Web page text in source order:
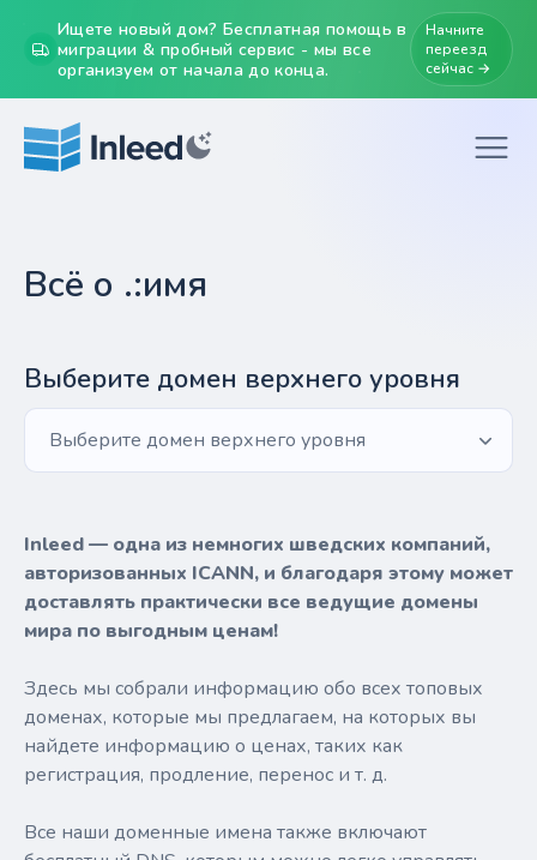
Ищете новый дом? Бесплатная помощь в
миграции & пробный сервис - мы все
организуем от начала до конца.
Начните
переезд
сейчас →
Всё о .:имя
Выберите домен верхнего уровня
Выберите домен верхнего уровня
Inleed — одна из немногих шведских компаний,
авторизованных ICANN, и благодаря этому может
доставлять практически все ведущие домены
мира по выгодным ценам!
Здесь мы собрали информацию обо всех топовых
доменах, которые мы предлагаем, на которых вы
найдете информацию о ценах, таких как
регистрация, продление, перенос и т. д.
Все наши доменные имена также включают